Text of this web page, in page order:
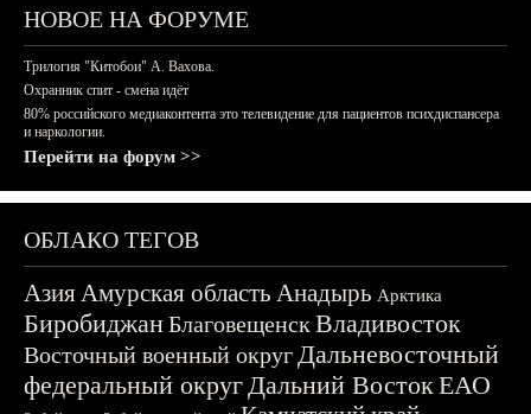
НОВОЕ НА ФОРУМЕ
Трилогия "Китобои" А. Вахова.
Охранник спит - смена идёт
80% российского медиаконтента это телевидение для пациентов психдиспансера
и наркологии.
Перейти на форум >>
ОБЛАКО ТЕГОВ
АзияАмурская область Анадырь Арктика
БиробиджанБлаговещенскВладивосток
Восточный военный округДальневосточный
федеральный округДальний ВостокЕАО